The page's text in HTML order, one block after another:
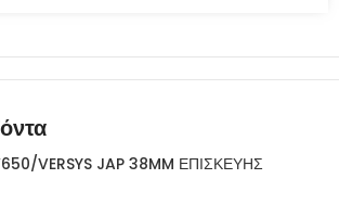
VERSYS JAP 38MM ΕΠΙΣΚΕΥΗΣ